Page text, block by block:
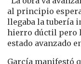
al principio
llegaba la tubería
hierro dúctil pero
estado avanzado
García manifestó